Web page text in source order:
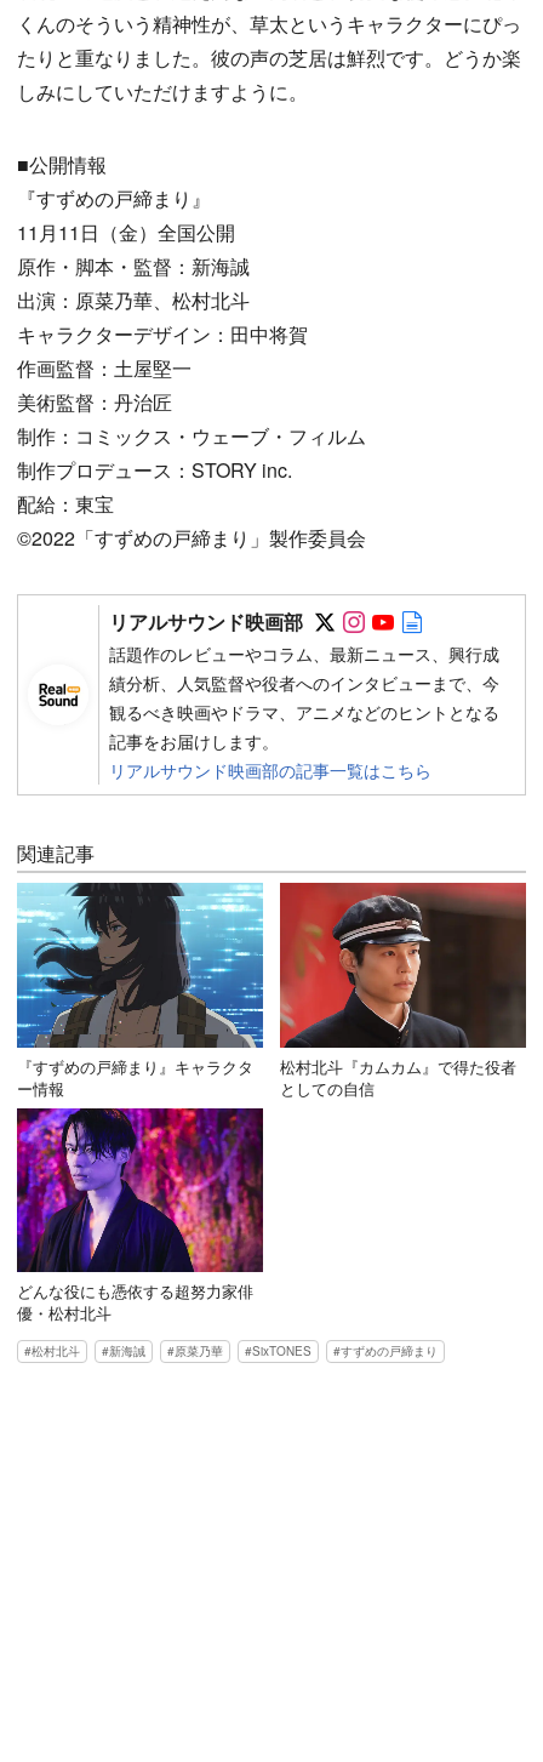
くんのそういう精神性が、草太というキャラクターにぴっ
たりと重なりました。彼の声の芝居は鮮烈です。どうか楽
しみにしていただけますように。
■公開情報
『すずめの戸締まり』
11月11日（金）全国公開
原作・脚本・監督：新海誠
出演：原菜乃華、松村北斗
キャラクターデザイン：田中将賀
作画監督：土屋堅一
美術監督：丹治匠
制作：コミックス・ウェーブ・フィルム
制作プロデュース：STORY inc.
配給：東宝
©︎2022「すずめの戸締まり」製作委員会
リアルサウンド映画部 Follow on SNS
Follow on SNS
Follow on
話題作のレビューやコラム、最新ニュース、興行成
績分析、人気監督や役者へのインタビューまで、今
観るべき映画やドラマ、アニメなどのヒントとなる
記事をお届けします。
リアルサウンド映画部の記事一覧はこちら
関連記事
『すずめの戸締まり』キャラクタ
ー情報
松村北斗『カムカム』で得た役者
としての自信
どんな役にも憑依する超努力家俳
優・松村北斗
松村北斗 新海誠 原菜乃華 SixTONES すずめの戸締まり